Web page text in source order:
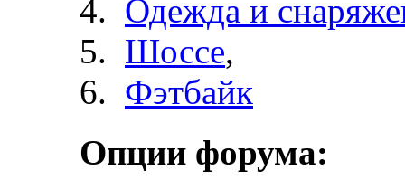
Одежда и
Шоссе,
Фэтбайк
Опции форума: